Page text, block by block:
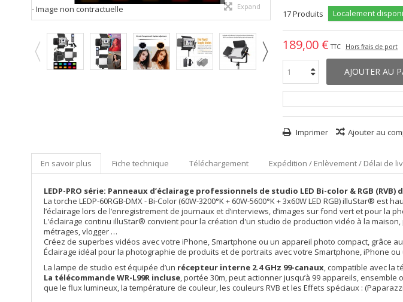
Expand
- Image non contractuelle 17Produits Localement
189,00 € TTC Hors frais de port
AJOUTER AU
Imprimer Ajouter au
En savoir plus Fiche technique Téléchargement Expédition / Enlèvement / Délai de
LEDP-PRO série: Panneaux d’éclairage professionnels de studio LED Bi-color & RGB
La torche LEDP-60RGB-DMX - Bi-Color (60W-3200°K + 60W-5600°K + 3x60W LED RGB) illuStar®
l’éclairage lors de l’enregistrement de journaux et d’interviews, d’images sur fond vert et pour la
L'éclairage continu illuStar® convient pour la création d'un studio de production vidéo à la
métrages, vlogger …
Créez de superbes vidéos avec votre iPhone, Smartphone ou un appareil photo compact, grâce
Éclairage idéal pour la photographie de produits et de portraits avec votre Smartphone, iPhone
La lampe de studio est équipée d’un récepteur interne 2.4 GHz 99-canaux, compatible avec la
La télécommande WR-L99R incluse, portée 30m, peut actionner jusqu’à 99 appareils,
que le flux lumineux, la température de couleur, les couleurs RVB et les Effets spéciaux :